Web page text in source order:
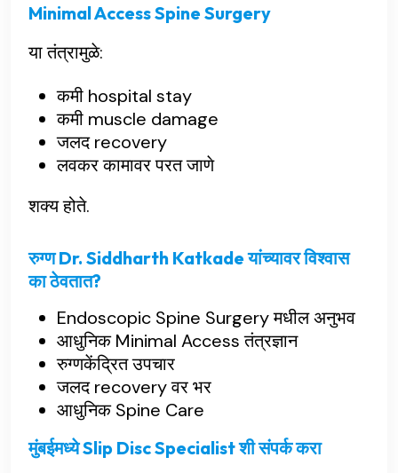
Minimal Access Spine Surgery
या तंत्रामुळे:
कमी hospital stay
कमी muscle damage
जलद recovery
लवकर कामावर परत जाणे
शक्य होते.
रुग्ण Dr. Siddharth Katkade यांच्यावर विश्वास
का ठेवतात?
Endoscopic Spine Surgery मधील अनुभव
आधुनिक Minimal Access तंत्रज्ञान
रुग्णकेंद्रित उपचार
जलद recovery वर भर
आधुनिक Spine Care
मुंबईमध्ये Slip Disc Specialist शी संपर्क करा